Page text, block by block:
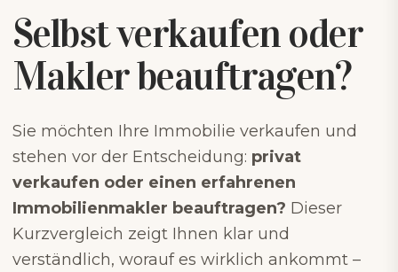
Selbst verkaufen oder
Makler beauftragen?
Sie möchten Ihre Immobilie verkaufen und
stehen vor der Entscheidung: privat
verkaufen oder einen erfahrenen
Immobilienmakler beauftragen? Dieser
Kurzvergleich zeigt Ihnen klar und
verständlich, worauf es wirklich ankommt –